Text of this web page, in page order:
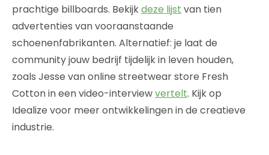
prachtige billboards. Bekijkdeze lijst van tien
advertenties van vooraanstaande
schoenenfabrikanten. Alternatief: je laat de
community jouw bedrijf tijdelijk in leven houden,
zoals Jesse van online streetwear store Fresh
Cotton in een video-interviewvertelt. Kijk op
Idealize voor meer ontwikkelingen in de creatieve
industrie.